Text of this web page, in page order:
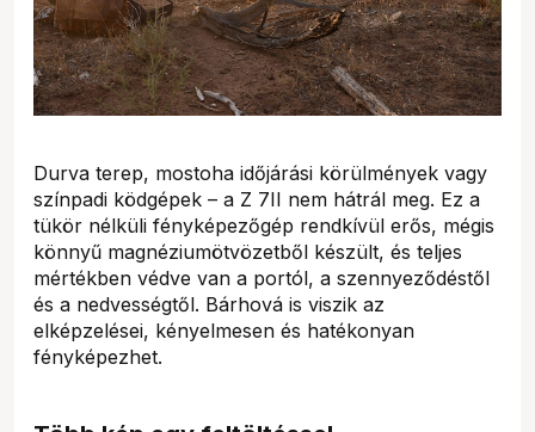
Durva terep, mostoha időjárási körülmények vagy
színpadi ködgépek – a Z 7II nem hátrál meg. Ez a
tükör nélküli fényképezőgép rendkívül erős, mégis
könnyű magnéziumötvözetből készült, és teljes
mértékben védve van a portól, a szennyeződéstől
és a nedvességtől. Bárhová is viszik az
elképzelései, kényelmesen és hatékonyan
fényképezhet.